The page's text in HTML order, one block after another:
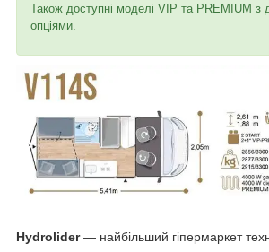
Також доступні моделі VIP та PREMIUM з
опціями.
Hydrolider— найбільший гіпермаркет